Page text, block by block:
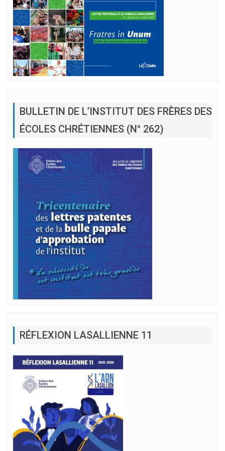
BULLETIN DE L’INSTITUT DES FRÈRES DES
ÉCOLES CHRÉTIENNES (N° 262)
RÉFLEXION LASALLIENNE 11